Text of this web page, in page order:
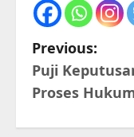
P
o
s
Previous:
Puji
Proses